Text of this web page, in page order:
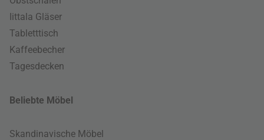
Iittala Gläser
Tabletttisch
Kaffeebecher
Tagesdecken
Beliebte Möbel
Skandinavische Möbel